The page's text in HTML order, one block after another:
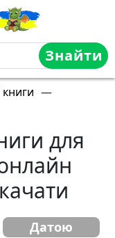
Знайти
—
для
Датою